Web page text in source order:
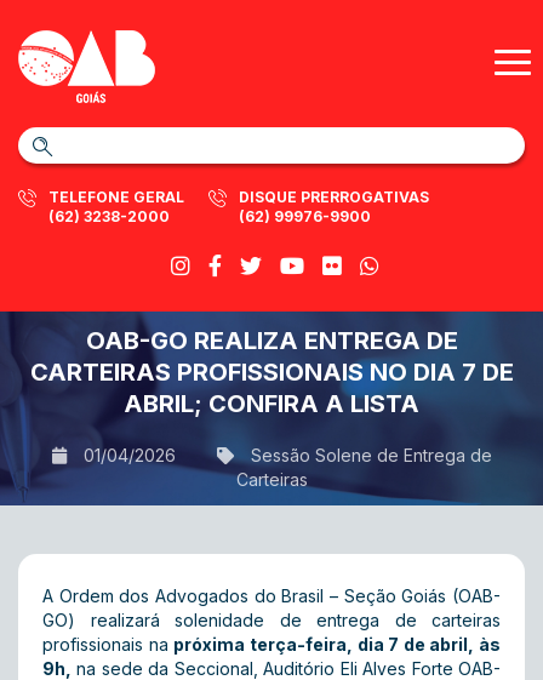
TELEFONE GERAL
(62) 3238-2000
DISQUE PRERROGATIVAS
(62) 99976-9900
OAB-GO REALIZA ENTREGA DE
CARTEIRAS PROFISSIONAIS NO DIA 7 DE
ABRIL; CONFIRA A LISTA
01/04/2026
Sessão Solene de Entrega de
Carteiras
A Ordem dos Advogados do Brasil – Seção Goiás (OAB-
GO) realizará solenidade de entrega de carteiras
profissionais na próxima terça-feira, dia 7 de abril, às
9h, na sede da Seccional, Auditório Eli Alves Forte OAB-